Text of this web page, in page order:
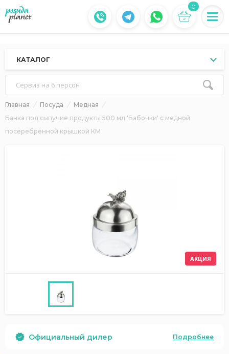
0
КАТАЛОГ
Сервиз на 6 персон
Главная Посуда
Медная
Банка под сыпучие продукты 500 мл 'Бабочки' с медной
посеребренной крышкой КМ
АКЦИЯ
Официальный дилер Подробнее